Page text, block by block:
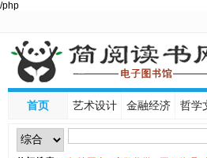
/php
首页 艺术设计 金融经济 哲学